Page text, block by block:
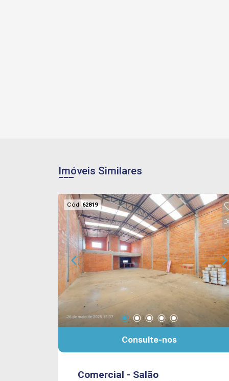
Imóveis Similares
Cód.62819
Consulte-nos
Comercial - Salão